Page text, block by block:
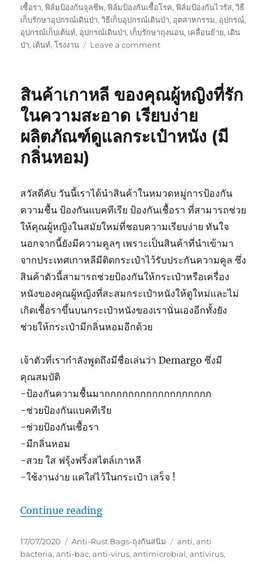
เชื้อรา, ฟิล์มป้องกันจุลชีพ, ฟิล์มป้องกันเชื้อโรค, ฟิล์มป้องกันไวรัส,วิธี
เก็บรักษาอุปกรณ์เดินป่า,วิธีเก็บอุปกรณ์เดินป่า, อุตสาหกรรม, อุปกรณ์,
อุปกรณ์เก็บเต้นท์, อุปกรณ์เดินป่า, เก็บรักษาถุงนอน, เคลื่อนย้าย, เดิน
ป่า, เต้นท์,โรงงาน Leave a commenton
และ
อุปกรณ์
เดิน
ป่า
ให้
แบคทีเรีย
และ
รา
สินค้าเกาหลี ของคุณผู้หญิงที่รัก
ในความสะอาด เรียบง่าย
ผลิตภัณฑ์ดูแลกระเป๋าหนัง (มี
กลิ่นหอม)
สวัสดีคับ วันนี้เราได้นำสินค้าในหมวดหมู่การป้องกัน
ความชื้น ป้องกันแบคทีเรีย ป้องกันเชื้อรา ที่สามารถช่วย
ให้คุณผู้หญิงในสมัยใหม่ที่ชอบความเรียบง่าย ทันใจ
นอกจากนี้ยังมีความคูลๆ เพราะเป็นสินค้าที่นำเข้ามา
จากประเทศเกาหลีมีติดกระเป๋าไว้รับประกันความคูล ซึ่ง
สินค้าตัวนี้สามารถช่วยป้องกันให้กระเป๋าหรือเครื่อง
หนังของคุณผู้หญิงที่สะสมกระเป๋าหนังให้ดูใหม่และไม่
เกิดเชื้อราขึ้นบนกระเป๋าหนังของเรานั่นเองอีกทั้งยัง
ช่วยให้กระเป๋ามีกลิ่นหอมอีกด้วย
เจ้าตัวที่เรากำลังพูดถึงมีชื่อเล่นว่า Demargo ซึ่งมี
คุณสมบัติ
-ป้องกันความชื้นมากกกกกกกกกกกกกกกกกก
-ช่วยป้องกันแบคทีเรีย
-ช่วยป้องกันเชื้อรา
-มีกลิ่นหอม
-สวย ใส ฟรุ้งฟริ้งสไตล์เกาหลี
-ใช้งานง่าย แค่ใส่ไว้ในกระเป๋า เสร็จ !
Continue reading“สินค้าเกาหลี ของคุณผู้หญิงที่รักในคว
Posted
on
17/07/2020 Categories
Anti-Rust Bags-ถุงกันสนิม Tags
anti,anti
bacteria,anti-bac,anti-virus,antimicrobial,antivirus,